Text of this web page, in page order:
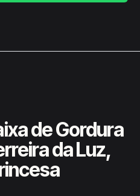
de Gordura
da Luz,